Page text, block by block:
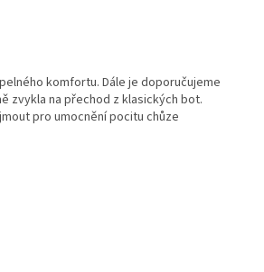
komfortu. Dále je doporučujeme
zvykla na přechod z klasických bot.
pro umocnění pocitu chůze